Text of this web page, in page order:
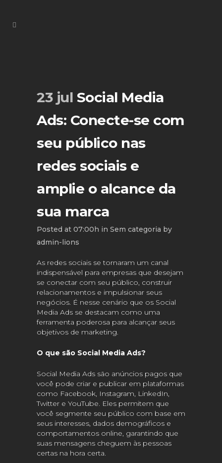
23 jul Social Media
Ads: Conecte-se com
seu público nas
redes sociais e
amplie o alcance da
sua marca
Posted at 07:00h in Sem categoria by
admin-lions
As redes sociais se tornaram um canal
indispensável para empresas que desejam
se conectar com seu público, construir
relacionamentos e impulsionar seus
negócios. É nesse cenário que os Social
Media Ads se destacam como uma
ferramenta poderosa para alcançar seus
objetivos de marketing.
O que são Social Media Ads?
Social Media Ads são anúncios pagos que
você pode criar e publicar em plataformas
como Facebook, Instagram, LinkedIn,
Twitter e YouTube. Eles permitem que
você segmente seu público com base em
seus interesses, dados demográficos e
comportamentos online, garantindo que
suas mensagens cheguem às pessoas
certas na hora certa.